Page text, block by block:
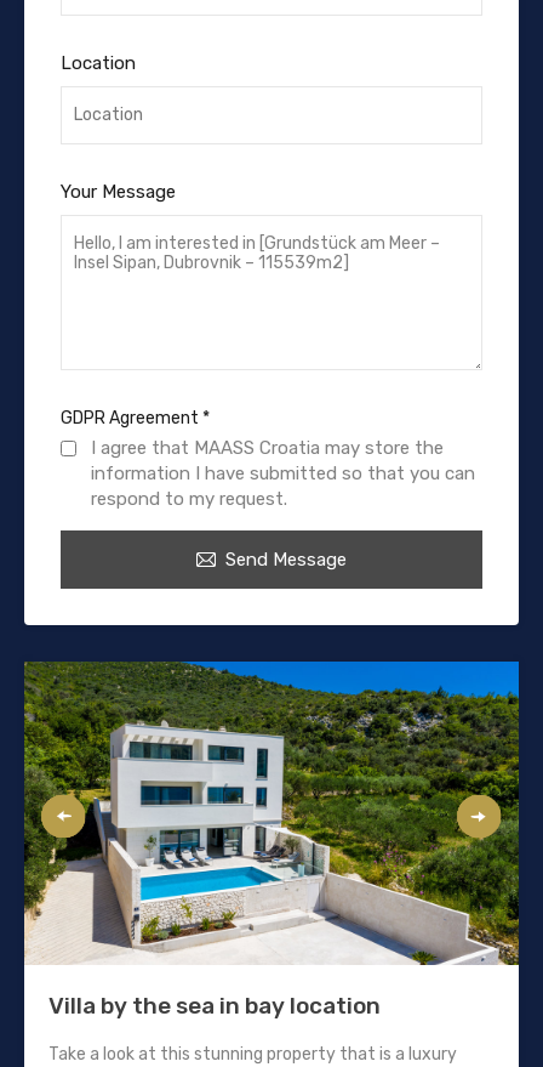
Location
Your Message
GDPR Agreement *
I agree that MAASS Croatia may store the
information I have submitted so that you can
respond to my request.
Send Message
Villa by the sea in bay location
Take a look at this stunning property that is a luxury